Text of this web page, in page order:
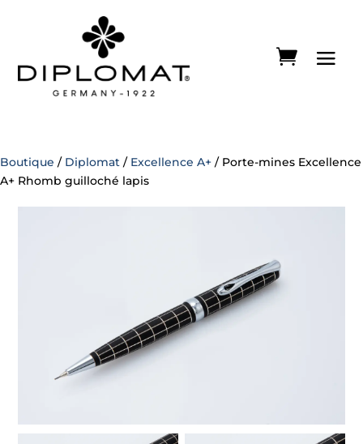
Boutique / Diplomat / Excellence A+ / Porte-mines Excellence
A+ Rhomb guilloché lapis